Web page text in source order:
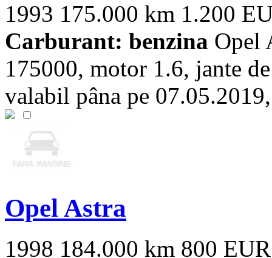
1993 175.000 km 1.200
Carburant: benzina Opel
175000, motor 1.6, jante
valabil pâna pe
Opel Astra
1998 184.000 km 800 EUR